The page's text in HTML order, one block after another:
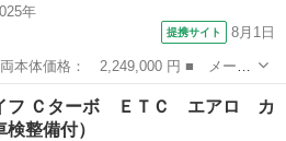
年
提携サイト 8月1日
－ＢＯＸカスタム ■ グレード
トスタイル２トーン 保証書／純
フ Ｃターボ ＥＴＣ エアロ カ
整備付）